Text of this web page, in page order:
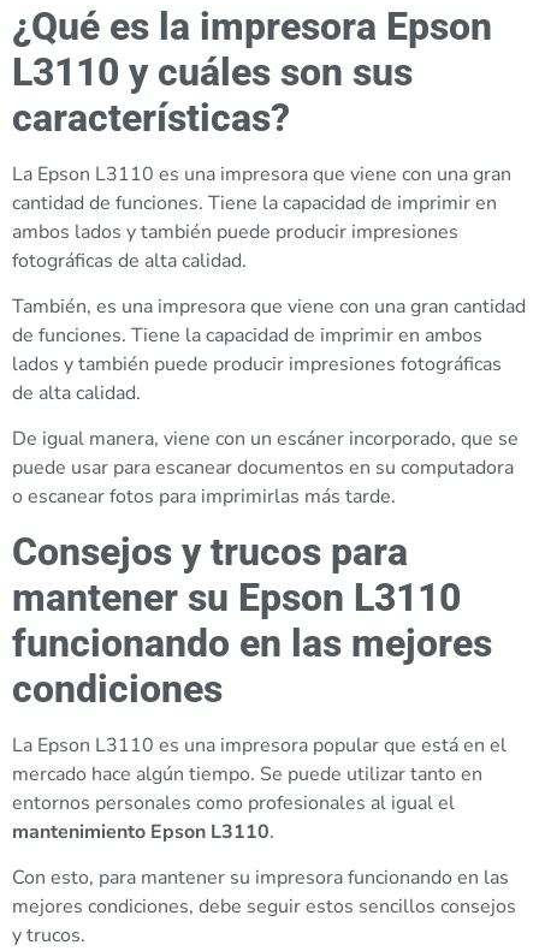
¿Qué es la impresora Epson
L3110 y cuáles son sus
características?
La Epson L3110 es una impresora que viene con una gran
cantidad de funciones. Tiene la capacidad de imprimir en
ambos lados y también puede producir impresiones
fotográficas de alta calidad.
También, es una impresora que viene con una gran cantidad
de funciones. Tiene la capacidad de imprimir en ambos
lados y también puede producir impresiones fotográficas
de alta calidad.
De igual manera, viene con un escáner incorporado, que se
puede usar para escanear documentos en su computadora
o escanear fotos para imprimirlas más tarde.
Consejos y trucos para
mantener su Epson L3110
funcionando en las mejores
condiciones
La Epson L3110 es una impresora popular que está en el
mercado hace algún tiempo. Se puede utilizar tanto en
entornos personales como profesionales al igual el
mantenimiento Epson L3110.
Con esto, para mantener su impresora funcionando en las
mejores condiciones, debe seguir estos sencillos consejos
y trucos.